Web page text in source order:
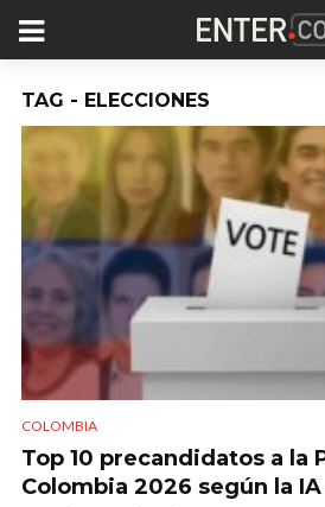
TAG - ELECCIONES
COLOMBIA
Top 10 precandidatos a la
Colombia 2026 según la IA